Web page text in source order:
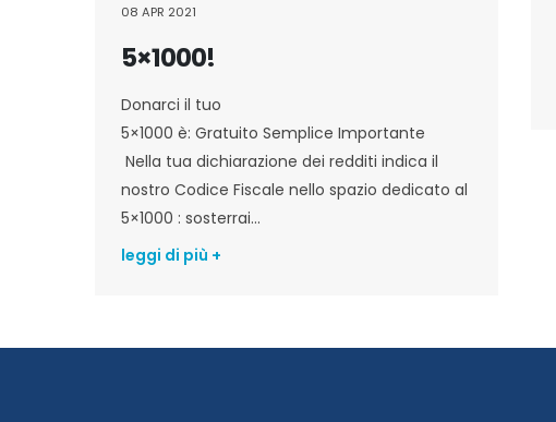
08 APR 2021
5×1000!
Donarci il tuo
5×1000 è: Gratuito Semplice Importante
Nella tua dichiarazione dei redditi indica il
nostro Codice Fiscale nello spazio dedicato al
5×1000 : sosterrai...
leggi di più +